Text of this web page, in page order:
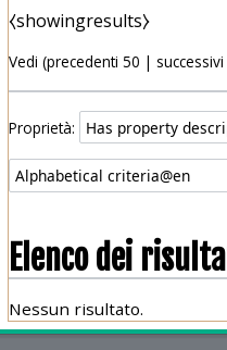
⧼showingresults⧽
Vedi (precedenti 50 |
Proprietà:
Elenco dei
Nessun risultato.